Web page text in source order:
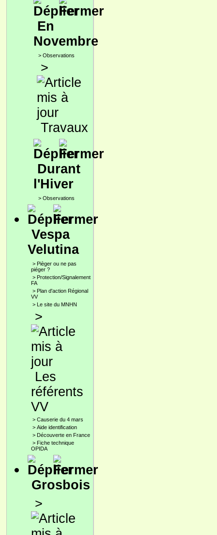
En
Novembre
> Observations
>
Travaux
Durant
l'Hiver
> Observations
Vespa
Velutina
> Pièger ou ne pas
piéger ?
> Protection/Signalement
FA
> Plan d'action Régional
VV
> Le site du MNHN
>
Les
référents
VV
> Causerie du 4 mars
> Aide identification
> Découverte en France
> Fiche technique
OPIDA
Grosbois
>